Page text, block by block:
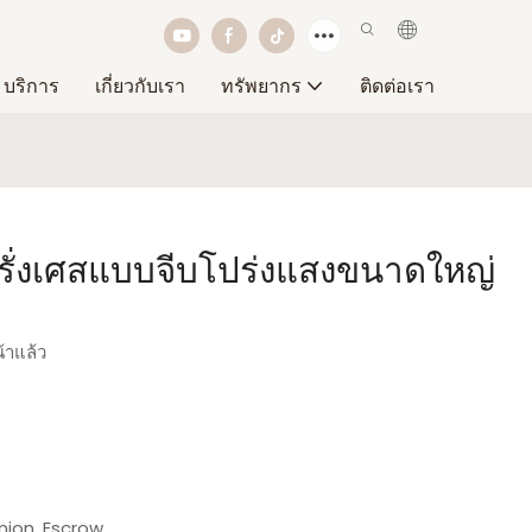
บริการ เกี่ยวกับเรา ทรัพยากร ติดต่อเรา
เศสแบบจีบโปร่งแสงขนาดใหญ่
าแล้ว